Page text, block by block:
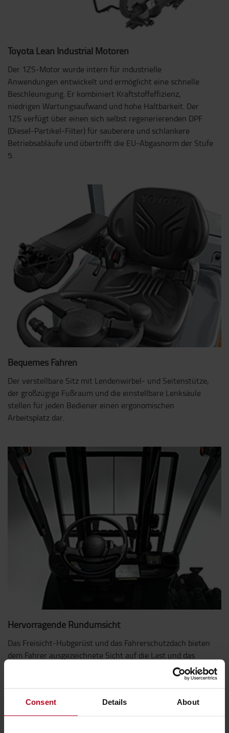
Consent Details About
Toyota Lean Industrial Motoren
Der 1ZS-Motor wurde intern für industrielle
Anwendungen entwickelt und ermöglicht eine schnelle
Beschleunigung. Er kombiniert Kraftstoffeffizienz,
niedrigen Wartungsaufwand und hohe Haltbarkeit. Der
1ZS verfügt über einen sich selbst regenerierenden DPF
(Diesel-Partikel-Filter) für sauberere und schlankere
Betriebsabläufe und übertrifft die EU-Abgasnorm der Stufe
5.
Bequemes Fahren
Der verstellbare Sitz mit Lendenwirbel- und Seitenstütze,
der großzügige Fußraum und die einstellbare Lenksäule
stellen für jeden Bediener einen ergonomischen
Arbeitsplatz dar.
Hervorragende Rundumsicht
Das Freisicht-Hubgerüst und das Fahrerschutzdach bieten
dem Fahrer ausgezeichnete Sicht auf die Last und das